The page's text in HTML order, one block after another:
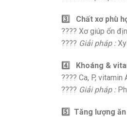
3️
Chất xơ phù
???? Xơ giúp ổn
???? Giải pháp :
4️
Khoáng &
???? Ca, P,
???? Giải pháp :
5️ Tăng lượng